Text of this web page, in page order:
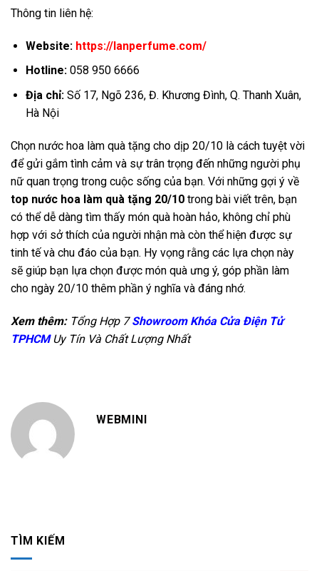
Thông tin liên hệ:
Website: https://lanperfume.com/
Hotline:058 950 6666
Địa chỉ:Số 17, Ngõ 236, Đ. Khương Đình, Q. Thanh Xuân,
Hà Nội
Chọn nước hoa làm quà tặng cho dịp 20/10 là cách tuyệt vời
để gửi gắm tình cảm và sự trân trọng đến những người phụ
nữ quan trọng trong cuộc sống của bạn. Với những gợi ý về
top nước hoa làm quà tặng 20/10 trong bài viết trên, bạn
có thể dễ dàng tìm thấy món quà hoàn hảo, không chỉ phù
hợp với sở thích của người nhận mà còn thể hiện được sự
tinh tế và chu đáo của bạn. Hy vọng rằng các lựa chọn này
sẽ giúp bạn lựa chọn được món quà ưng ý, góp phần làm
cho ngày 20/10 thêm phần ý nghĩa và đáng nhớ.
Xem thêm: Tổng Hợp 7Showroom Khóa Cửa Điện Tử
TPHCM Uy Tín Và Chất Lượng Nhất
WEBMINI
TÌM KIẾM